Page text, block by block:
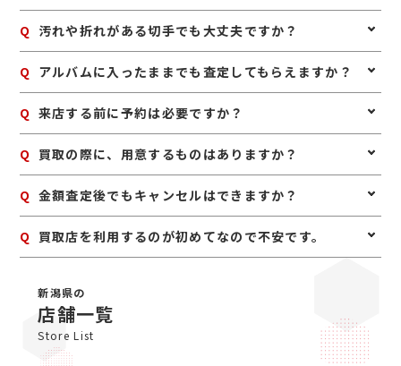
A はい、バラ切手も買取対象です。シートのほうが評価し
Q 汚れや折れがある切手でも大丈夫ですか？
A 状態によっては査定額に影響しますが、まずは拝見いた
Q アルバムに入ったままでも査定してもらえますか？
A はい、そのままで問題ありません。無理に整理したり取
Q 来店する前に予約は必要ですか？
A 予約は必要ありませんのでいつでもお越しいただけます
すとスムーズにご案内できます。
Q 買取の際に、用意するものはありますか？
A はい。身分証明書(運転免許証、マイナンバーカード、
Q 金額査定後でもキャンセルはできますか？
A お値段にご満足いただけない場合は、もちろんキャンセ
Q 買取店を利用するのが初めてなので不安です。
がとうございます。ジュエルカフェは女性スタッフが中
心で、丁寧な接客・明るいお店・手数料完全無料の手軽
さで多くのお客様にご利用いただいています。ぜひ安心
してお越しくださいませ。
新潟県の
店舗一覧
Store List